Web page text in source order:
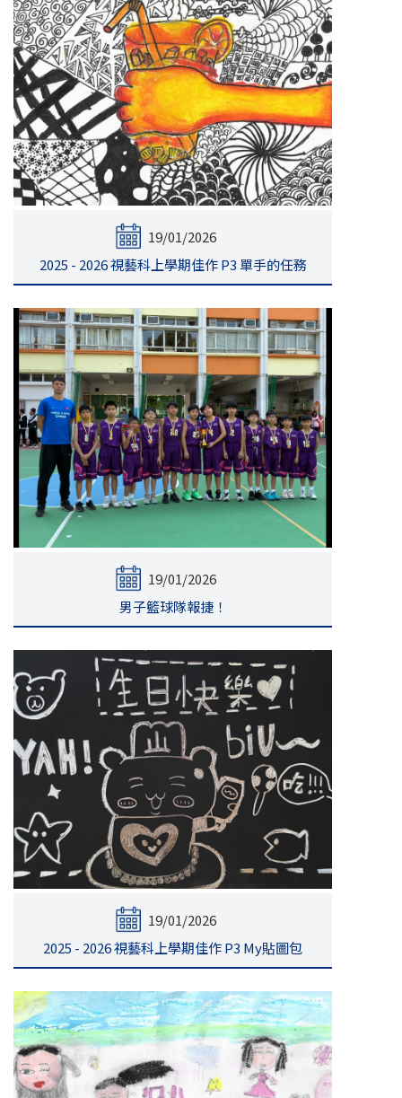
19/01/2026
2025 - 2026 視藝科上學期佳作 P3 單手的任務
19/01/2026
男子籃球隊報捷！
19/01/2026
2025 - 2026 視藝科上學期佳作 P3 My貼圖包